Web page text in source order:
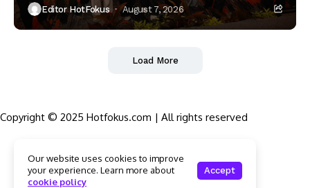
Editor HotFokus August 7, 2026
Load More
Copyright © 2025 Hotfokus.com | All rights reserved
Struktur Organisasi
Kode Etik Jurnalistik
Our website uses cookies to improve
your experience. Learn more about
cookie policy
Accept